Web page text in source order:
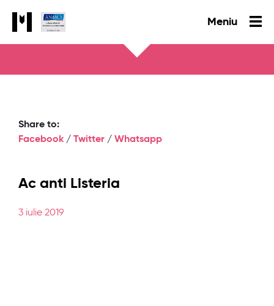
Meniu
Share to:
Facebook / Twitter / Whatsapp
Ac anti Listeria
3 iulie 2019